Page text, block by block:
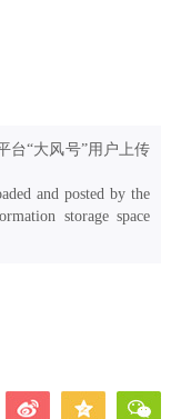
台“大风号”用户上传
and posted by the
storage space